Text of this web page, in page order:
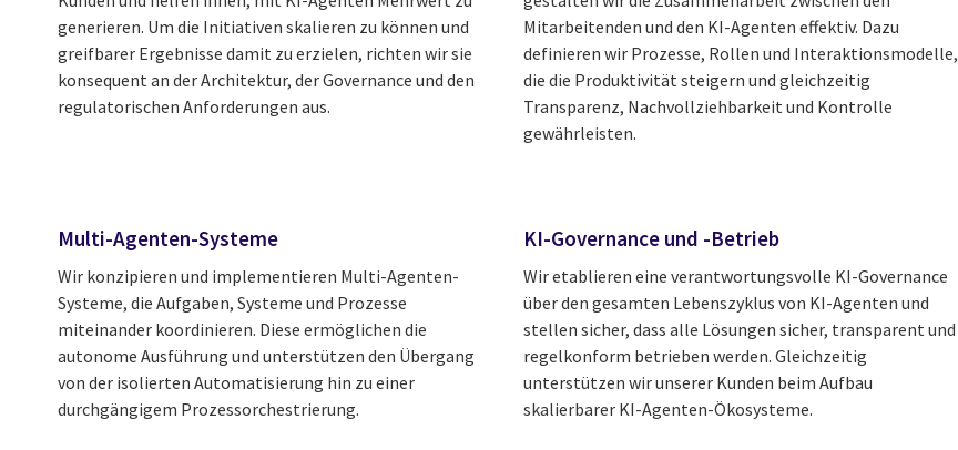
generieren. Um die Initiativen skalieren zu können und
greifbarer Ergebnisse damit zu erzielen, richten wir sie
konsequent an der Architektur, der Governance und den
regulatorischen Anforderungen aus.
Mitarbeitenden und den KI-Agenten effektiv. Dazu
definieren wir Prozesse, Rollen und Interaktionsmodelle,
die die Produktivität steigern und gleichzeitig
Transparenz, Nachvollziehbarkeit und Kontrolle
gewährleisten.
Multi-Agenten-Systeme
Wir konzipieren und implementieren Multi-Agenten-
Systeme, die Aufgaben, Systeme und Prozesse
miteinander koordinieren. Diese ermöglichen die
autonome Ausführung und unterstützen den Übergang
von der isolierten Automatisierung hin zu einer
durchgängigem Prozessorchestrierung.
KI-Governance und -Betrieb
Wir etablieren eine verantwortungsvolle KI-Governance
über den gesamten Lebenszyklus von KI-Agenten und
stellen sicher, dass alle Lösungen sicher, transparent und
regelkonform betrieben werden. Gleichzeitig
unterstützen wir unserer Kunden beim Aufbau
skalierbarer KI-Agenten-Ökosysteme.